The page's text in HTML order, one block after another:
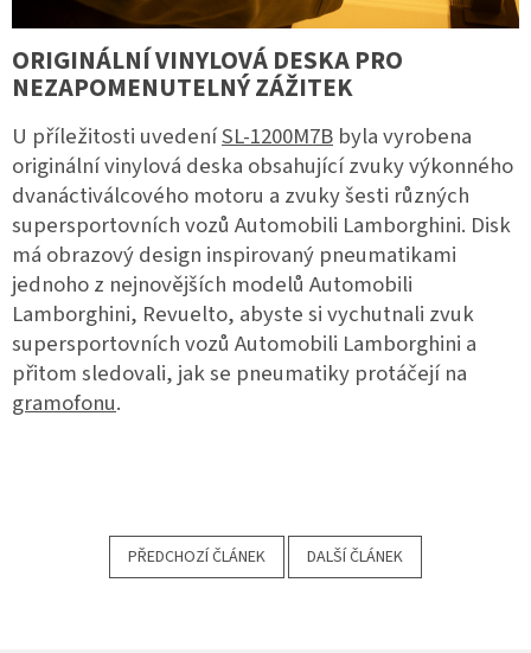
ORIGINÁLNÍ VINYLOVÁ DESKA PRO
NEZAPOMENUTELNÝ ZÁŽITEK
U příležitosti uvedeníSL-1200M7B byla vyrobena
originální vinylová deska obsahující zvuky výkonného
dvanáctiválcového motoru a zvuky šesti různých
supersportovních vozů Automobili Lamborghini. Disk
má obrazový design inspirovaný pneumatikami
jednoho z nejnovějších modelů Automobili
Lamborghini, Revuelto, abyste si vychutnali zvuk
supersportovních vozů Automobili Lamborghini a
přitom sledovali, jak se pneumatiky protáčejí na
gramofonu.
PŘEDCHOZÍ ČLÁNEK DALŠÍ ČLÁNEK